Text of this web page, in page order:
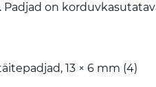
on
13 × 6 mm (4)